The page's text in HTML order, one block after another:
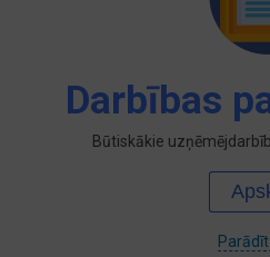
Darbības
Būtiskākie